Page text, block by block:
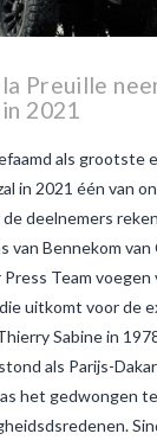
Preuille
2021
als grootste
in 2021 één van
deelnemers
van Bennekom
Press Team
uitkomt voor de
Sabine in
als Parijs-Dakar
het gedwongen